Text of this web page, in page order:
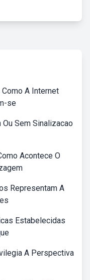
A Internet
se
Sem Sinalizacao
Acontece O
Representam A
Estabelecidas
A Perspectiva